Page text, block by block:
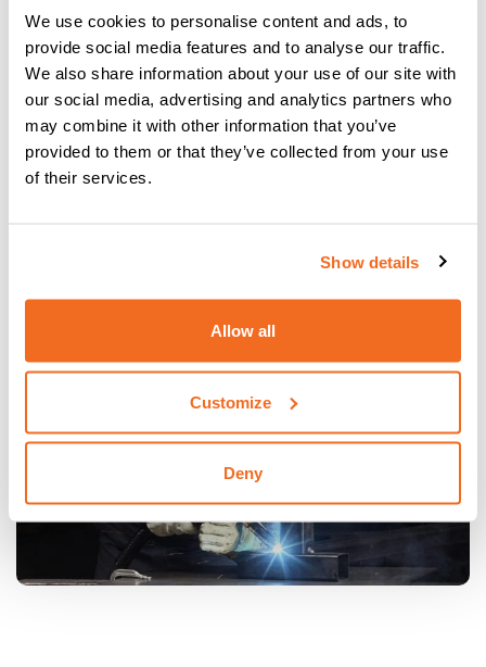
We use cookies to personalise content and ads, to
provide social media features and to analyse our traffic.
We also share information about your use of our site with
our social media, advertising and analytics partners who
may combine it with other information that you’ve
provided to them or that they’ve collected from your use
of their services.
Show details
Allow all
Customize
Deny
qualifiziertem Personal während des Schweißvorgangs.
Es muss klar sein, dass nur der Anwender, der die
geschweißte Struktur herstellt, für die korrekte Anwendung
der von CEA gelieferten WPS und für die vollständige
Einhaltung der hierin spezifizierten Anforderungen
verantwortlich ist.
Der Anwender ist in vollem Umfang haftbar und
Mit dem Kauf von CEA WPS akzeptiert der Käufer alles,